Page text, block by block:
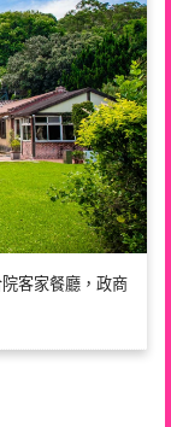
客家餐廳，政商